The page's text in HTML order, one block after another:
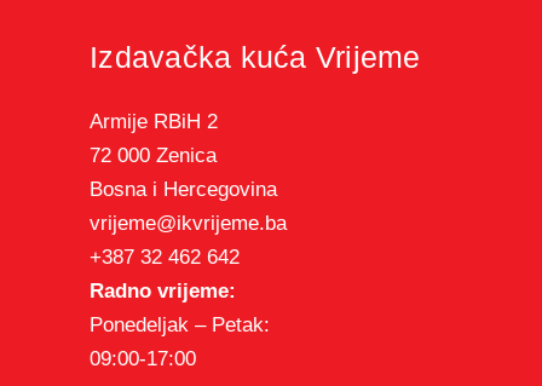
Izdavačka kuća Vrijeme
Armije RBiH 2
72 000 Zenica
Bosna i Hercegovina
vrijeme@ikvrijeme.ba
+387 32 462 642
Radno vrijeme:
Ponedeljak – Petak:
09:00-17:00